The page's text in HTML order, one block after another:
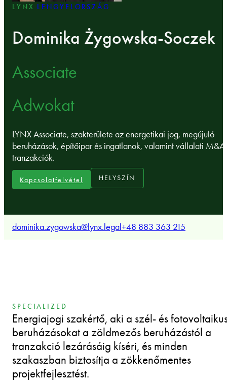
LYNX LENGYELORSZÁG
Dominika Żygowska-Soczek
Associate
Adwokat
LYNX Associate, szakterülete az energetikai jog, megújuló
beruházások, építőipar és ingatlanok, valamint vállalati M&A
tranzakciók.
Kapcsolatfelvétel HELYSZÍN
dominika.zygowska@lynx.legal+48 883 363 215
SPECIALIZED
Energiajogi szakértő, aki a szél- és
beruházásokat a zöldmezős beruházástól a
tranzakció lezárásáig kíséri, és minden
szakaszban biztosítja a zökkenőmentes
projektfejlesztést.